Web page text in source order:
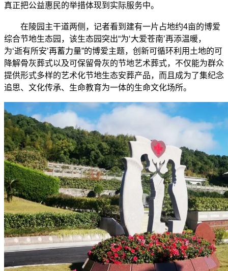
真正把公益惠民的举措体现到实际服务中。
在陵园主干道两侧，记者看到建有一片占地约4亩的博爱
综合节地生态园，该生态园突出“为‘大爱苍南’再添温暖，
为‘逝有所安’再蓄力量”的博爱主题，创新可循环利用土地的可
降解骨灰葬式以及可保留骨灰的节地艺术葬式，不仅能为群众
提供形式多样的艺术化节地生态安葬产品，而且成为了集纪念
追思、文化传承、生命教育为一体的生命文化场所。